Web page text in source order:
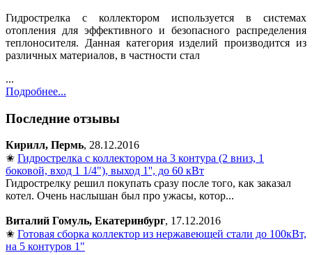
Гидрострелка с коллектором используется в системах
отопления для эффективного и безопасного распределения
теплоносителя. Данная категория изделий производится из
различных материалов, в частности стал
...
Подробнее...
Последние отзывы
Кирилл, Пермь, 28.12.2016
✬ Гидрострелка с коллектором на 3 контура (2 вниз, 1
боковой, вход 1 1/4"), выход 1'', до 60 кВт
Гидрострелку решил покупать сразу после того, как заказал
котел. Очень наслышан был про ужасы, котор...
Виталий Гомуль, Екатеринбург, 17.12.2016
✬ Готовая сборка коллектор из нержавеющей стали до 100кВт,
на 5 контуров 1"